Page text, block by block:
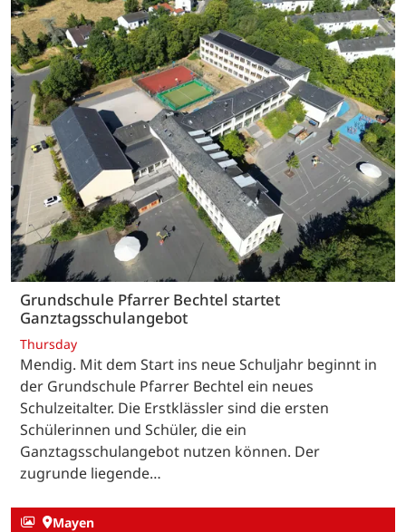
Grundschule Pfarrer Bechtel startet
Ganztagsschulangebot
Thursday
Mendig. Mit dem Start ins neue Schuljahr beginnt in
der Grundschule Pfarrer Bechtel ein neues
Schulzeitalter. Die Erstklässler sind die ersten
Schülerinnen und Schüler, die ein
Ganztagsschulangebot nutzen können. Der
zugrunde liegende…
Mayen